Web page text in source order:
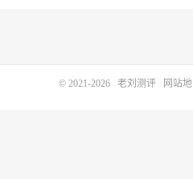
© 2021-2026 老刘测评 网站